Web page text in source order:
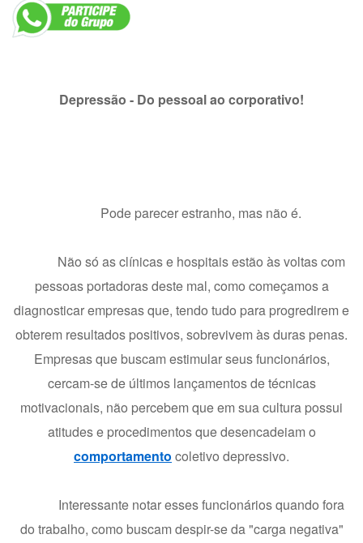
Depressão - Do pessoal ao corporativo!
Pode parecer estranho, mas não é.
Não só as clínicas e hospitais estão às voltas com
pessoas portadoras deste mal, como começamos a
diagnosticar empresas que, tendo tudo para progredirem e
obterem resultados positivos, sobrevivem às duras penas.
Empresas que buscam estimular seus funcionários,
cercam-se de últimos lançamentos de técnicas
motivacionais, não percebem que em sua cultura possui
atitudes e procedimentos que desencadeiam o
comportamento coletivo depressivo.
Interessante notar esses funcionários quando fora
do trabalho, como buscam despir-se da "carga negativa"